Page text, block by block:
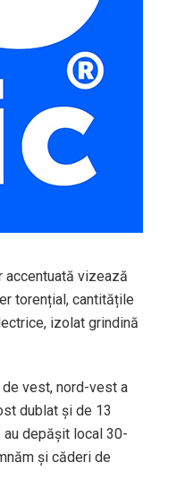
accentuată vizează
torențial, cantitățile
izolat grindină
vest, nord-vest a
dublat și de 13
depășit local 30-
și căderi de